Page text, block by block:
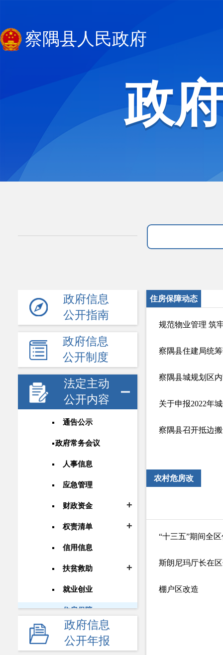
察隅县人民政府
政
政府信息
公开指南
政府信息
公开制度
法定主动
公开内容
通告公示
政府常务会议
人事信息
应急管理
财政资金
权责清单
信用信息
扶贫救助
就业创业
住房保障
住房保障动态
农村危房改造、棚户区改造政策
政府信息
公开年报
住房保障动态
规范物业管理 筑
察隅县住建局统
察隅县城规划区
关于申报2022年
察隅县召开抵边
农村危房改
“十三五”期间全
斯朗尼玛厅长在
棚户区改造